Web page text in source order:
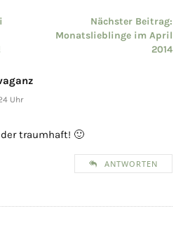
Nächster Beitrag:
Monatslieblinge im April
2014
Uhr
traumhaft! 🙂
ANTWORTEN